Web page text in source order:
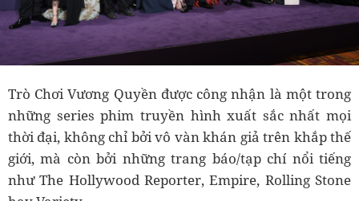
Trò Chơi Vương Quyền được công nhận là một trong
những series phim truyền hình xuất sắc nhất mọi
thời đại, không chỉ bởi vô vàn khán giả trên khắp thế
giới, mà còn bởi những trang báo/tạp chí nổi tiếng
như The Hollywood Reporter, Empire, Rolling Stone